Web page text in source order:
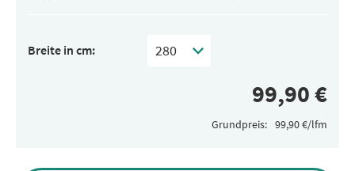
Breite in cm:
Grundpreis: